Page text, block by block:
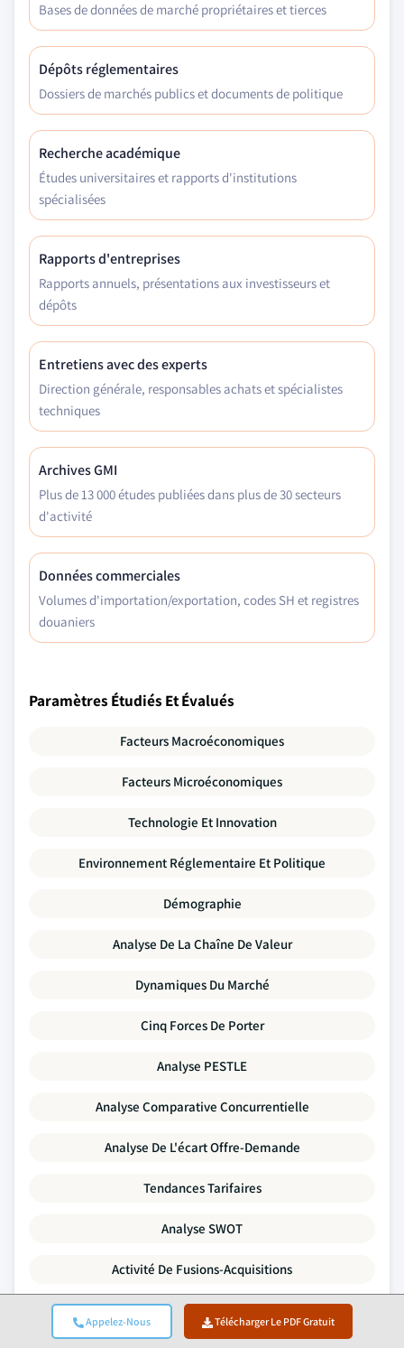
Appelez-Nous Télécharger Le PDF Gratuit
Bases de données de marché propriétaires et tierces
Dépôts réglementaires
Dossiers de marchés publics et documents de politique
Recherche académique
Études universitaires et rapports d'institutions
spécialisées
Rapports d'entreprises
Rapports annuels, présentations aux investisseurs et
dépôts
Entretiens avec des experts
Direction générale, responsables achats et spécialistes
techniques
Archives GMI
Plus de 13 000 études publiées dans plus de 30 secteurs
d'activité
Données commerciales
Volumes d'importation/exportation, codes SH et registres
douaniers
Paramètres Étudiés Et Évalués
Facteurs Macroéconomiques
Facteurs Microéconomiques
Technologie Et Innovation
Environnement Réglementaire Et Politique
Démographie
Analyse De La Chaîne De Valeur
Dynamiques Du Marché
Cinq Forces De Porter
Analyse PESTLE
Analyse Comparative Concurrentielle
Analyse De L'écart Offre-Demande
Tendances Tarifaires
Analyse SWOT
Activité De Fusions-Acquisitions
Paysage De L'investissement Et Du Financement